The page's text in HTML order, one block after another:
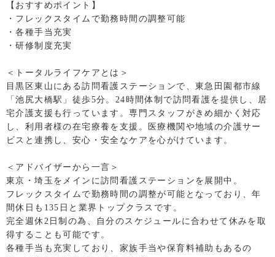
【おすすめポイント】
・フレックスタイムで勤務時間の調整可能
・各種手当充実
・研修制度充実
＜トータルライフケアとは＞
目黒区東山にある訪問看護ステーションで、東急田園都市線
「池尻大橋駅」徒歩5分。24時間体制で訪問看護を提供し、居
宅介護支援も行っています。専門スタッフがきめ細かく対応
し、利用者様の在宅療養を支援。医療機関や地域の介護サー
ビスと連携し、安心・安全なケアを心がけています。
＜アドバイザーから一言＞
東京・埼玉をメインに訪問看護ステーションを展開中。
フレックスタイムで勤務時間の調整が可能となっており、年
間休日も135日と業界トップクラスです。
完全週休2日制の為、自分のスケジュールに合わせて休みを取
得することも可能です。
各種手当も充実しており、家族手当や保育料補助もあるの